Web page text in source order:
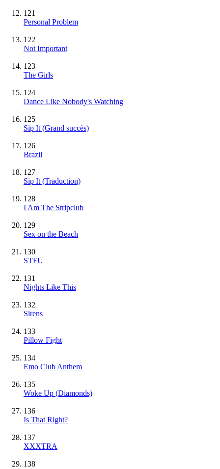
121
Personal Problem
122
Not Important
123
The Girls
124
Dance Like Nobody's Watching
125
Sip It (Grand succès)
126
Brazil
127
Sip It (Traduction)
128
I Am The Stripclub
129
Sex on the Beach
130
STFU
131
Nights Like This
132
Sirens
133
Pillow Fight
134
Emo Club Anthem
135
Woke Up (Diamonds)
136
Is That Right?
137
XXXTRA
138